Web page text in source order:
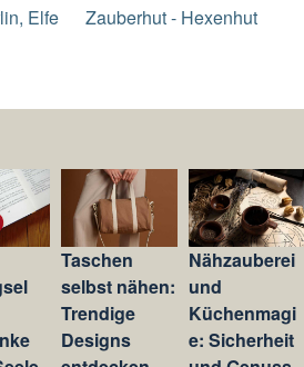
Elfe
Zauberhut - Hexenhut
Taschen
selbst nähen:
Trendige
Designs
Nähzauberei
und
Küchenmagi
e: Sicherheit